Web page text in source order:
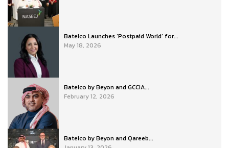
Batelco Launches ‘Postpaid World’ for...
May 18, 2026
Batelco by Beyon and GCCIA...
February 12, 2026
Batelco by Beyon and Qareeb...